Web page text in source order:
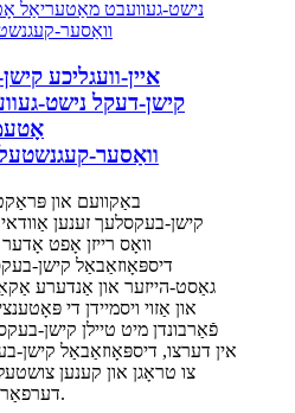
איין-וועגליכע
קישן-דעקל נישט-
וואַסער-
באַקוועם און
קישן-בעקסלעך זענען
וואָס רייזן אָפט אָדער
דיספּאָוזאַבאַל קישן-
גאַסט-הייזער און אַנדערע
און אַזוי ויסמיידן די
פֿאַרבונדן מיט טיילן קישן-
אין דערצו, דיספּאָוזאַבאַל קישן-
צו טראָגן און קענען
דערפאַרונג עניטיים, ערגעץ.